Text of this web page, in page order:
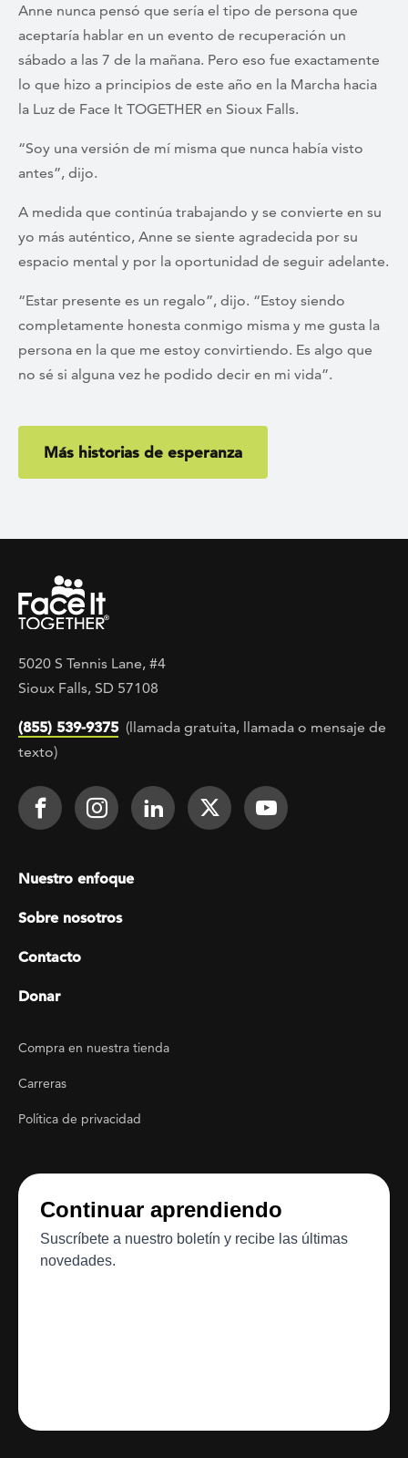
Anne nunca pensó que sería el tipo de persona que
aceptaría hablar en un evento de recuperación un
sábado a las 7 de la mañana. Pero eso fue exactamente
lo que hizo a principios de este año en la Marcha hacia
la Luz de Face It TOGETHER en Sioux Falls.
“Soy una versión de mí misma que nunca había visto
antes”, dijo.
A medida que continúa trabajando y se convierte en su
yo más auténtico, Anne se siente agradecida por su
espacio mental y por la oportunidad de seguir adelante.
“Estar presente es un regalo”, dijo. “Estoy siendo
completamente honesta conmigo misma y me gusta la
persona en la que me estoy convirtiendo. Es algo que
no sé si alguna vez he podido decir en mi vida”.
Más historias de esperanza
5020 S Tennis Lane, #4
Sioux Falls, SD 57108
(855) 539-9375 (llamada gratuita, llamada o mensaje de
texto)
Footer Social
Face It TOGETHER on Facebook
Face It TOGETHER on
Face It TOGETHER on
Face ItFace It
Footer menu
Nuestro enfoque
Sobre nosotros
Contacto
Donar
Footer Utility
Compra en nuestra tienda
Carreras
Política de privacidad